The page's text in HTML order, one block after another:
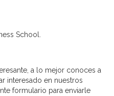
School.
a lo mejor conoces a
interesado en nuestros
formulario para enviarle